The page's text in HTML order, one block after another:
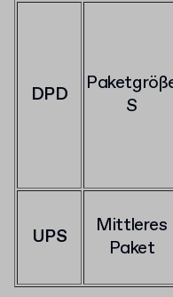
DPD
S
UPS
Mittleres
Paket